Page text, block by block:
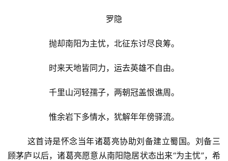
罗隐
抛却南阳为主忧，北征东讨尽良筹。
时来天地皆同力，运去英雄不自由。
千里山河轻孺子，两朝冠盖恨谯周。
惟余岩下多情水，犹解年年傍驿流。
这首诗是怀念当年诸葛亮协助刘备建立蜀国。刘备三
顾茅庐以后，诸葛亮愿意从南阳隐居状态出来“为主忧”，希